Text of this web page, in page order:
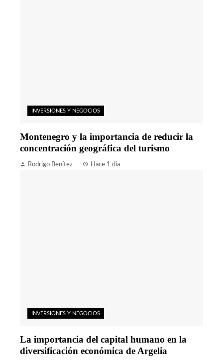
INVERSIONES Y NEGOCIOS
Montenegro y la importancia de reducir la
concentración geográfica del turismo
Rodrigo Benítez Hace 1 día
INVERSIONES Y NEGOCIOS
La importancia del capital humano en la
diversificación económica de Argelia